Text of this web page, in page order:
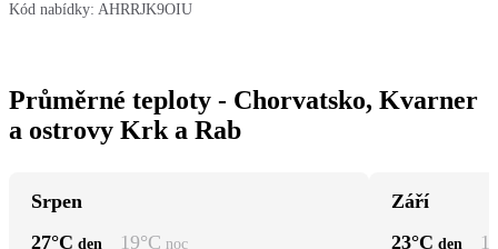
Kód nabídky: AHRRJK9OIU
Průměrné teploty - Chorvatsko, Kvarner
a ostrovy Krk a Rab
Srpen
27°C den 19°C noc
Září
23°C den